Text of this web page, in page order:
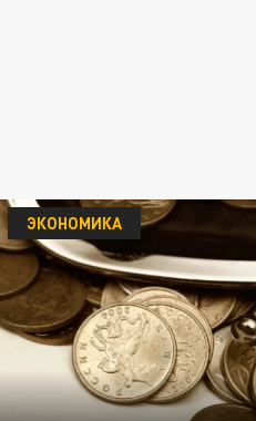
ЭКОНОМИКА